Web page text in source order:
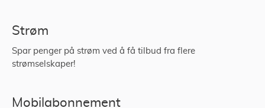
Strøm
Spar penger på strøm ved å få tilbud fra flere
strømselskaper!
Mobilabonnement